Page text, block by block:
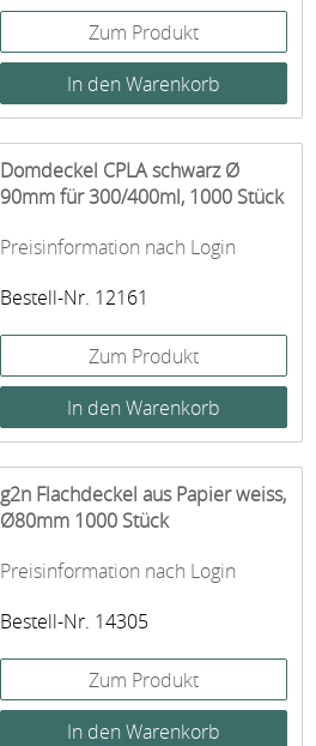
Zum Produkt
Domdeckel CPLA schwarz Ø
90mm für 300/400ml, 1000 Stück
Preisinformation nach Login
Bestell-Nr. 12161
Zum Produkt
g2n Flachdeckel aus Papier weiss,
Ø80mm 1000 Stück
Preisinformation nach Login
Bestell-Nr. 14305
Zum Produkt